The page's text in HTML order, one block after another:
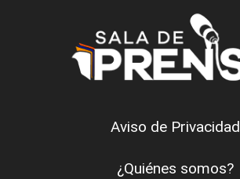
Aviso de Privacidad
¿Quiénes somos?